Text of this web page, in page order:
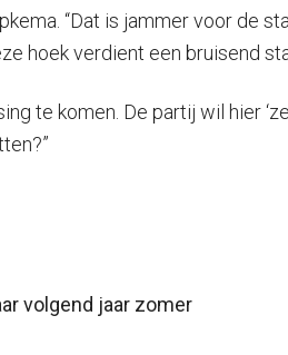
“Dat is jammer voor de
hoek verdient een bruisend
te komen. De partij wil hier
volgend jaar zomer